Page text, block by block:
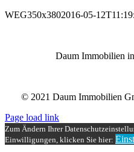
WEG350x3802016-05-
Daum Immobilien
© 2021 Daum Immobilien
Page load link
Zum Ändern Ihrer
Einwilligungen, klicken Sie hier: